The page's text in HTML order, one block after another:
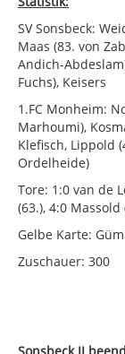
SV Sonsbeck:
Maas (83. von
Andich-
Fuchs), Keisers
1.FC Monheim:
Marhoumi),
Klefisch, Lippold
Ordelheide)
Tore: 1:0 van de
(63.), 4:0 Massold
Gelbe Karte:
Zuschauer: 300